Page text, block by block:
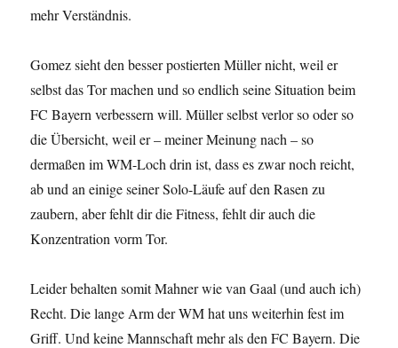
mehr Verständnis.
Gomez sieht den besser postierten Müller nicht, weil er
selbst das Tor machen und so endlich seine Situation beim
FC Bayern verbessern will. Müller selbst verlor so oder so
die Übersicht, weil er – meiner Meinung nach – so
dermaßen im WM-Loch drin ist, dass es zwar noch reicht,
ab und an einige seiner Solo-Läufe auf den Rasen zu
zaubern, aber fehlt dir die Fitness, fehlt dir auch die
Konzentration vorm Tor.
Leider behalten somit Mahner wie van Gaal (und auch ich)
Recht. Die lange Arm der WM hat uns weiterhin fest im
Griff. Und keine Mannschaft mehr als den FC Bayern. Die